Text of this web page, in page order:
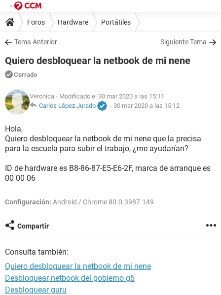
Foros Hardware Portátiles
Tema Anterior Siguiente Tema
Quiero desbloquear la netbook de mi nene
Cerrado
Veronica - Modificado el 30 mar 2020 a las 15:11
Carlos López Jurado
- 30 mar 2020 a las 15:12
Hola,
Quiero desbloquear la netbook de mi nene que la precisa
para la escuela para subir el trabajo, ¿me ayudarían?
ID de hardware es B8-86-87-E5-E6-2F, marca de arranque es
00 00 06
Configuración: Android / Chrome 80.0.3987.149
Compartir
Consulta también:
Quiero desbloquear la netbook de mi nene
Desbloquear netbook del gobierno g5
Desbloquear guru